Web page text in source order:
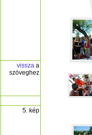
vissza a
szöveghez
5. kép